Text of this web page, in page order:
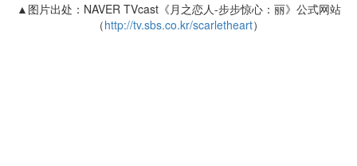
▲图片出处：NAVER TVcast《月之恋人-步步惊心：丽》公式网站
（http://tv.sbs.co.kr/scarletheart）